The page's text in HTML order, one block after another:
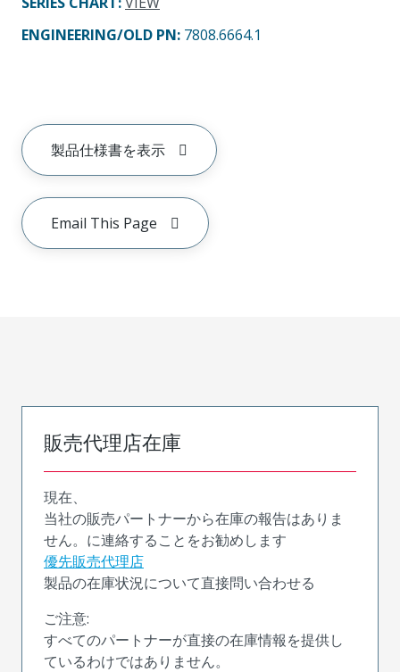
ENGINEERING/OLD PN: 7808.6664.1
製品仕様書を表示
Email This Page
販売代理店在庫
現在、
当社の販売パートナーから在庫の報告はありま
せん。に連絡することをお勧めします
優先販売代理店
製品の在庫状況について直接問い合わせる
ご注意:
すべてのパートナーが直接の在庫情報を提供し
ているわけではありません。